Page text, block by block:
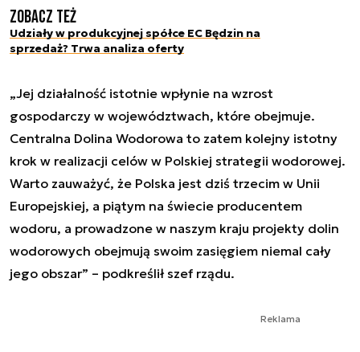
Zobacz też
Udziały w produkcyjnej spółce EC Będzin na
sprzedaż? Trwa analiza oferty
„Jej działalność istotnie wpłynie na wzrost
gospodarczy w województwach, które obejmuje.
Centralna Dolina Wodorowa to zatem kolejny istotny
krok w realizacji celów w Polskiej strategii wodorowej.
Warto zauważyć, że Polska jest dziś trzecim w Unii
Europejskiej, a piątym na świecie producentem
wodoru, a prowadzone w naszym kraju projekty dolin
wodorowych obejmują swoim zasięgiem niemal cały
jego obszar” – podkreślił szef rządu.
Reklama